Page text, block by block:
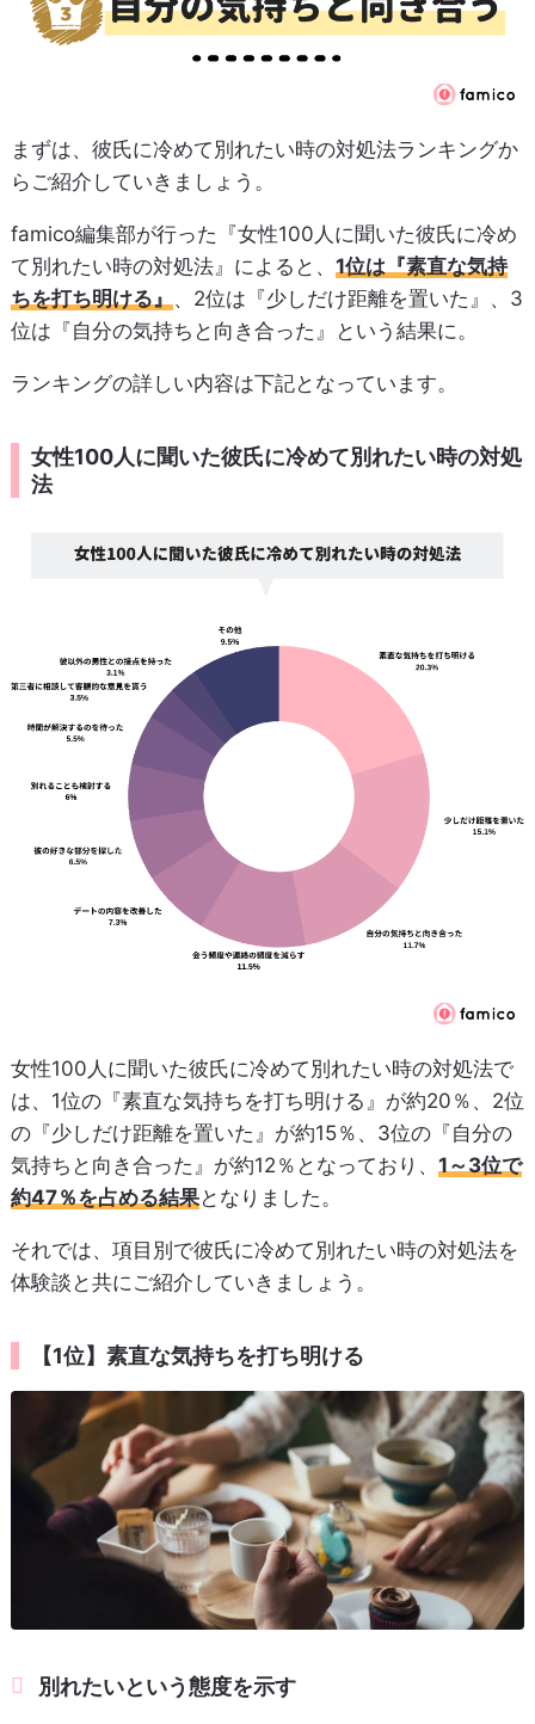
まずは、彼氏に冷めて別れたい時の対処法ランキングか
らご紹介していきましょう。
famico編集部が行った『女性100人に聞いた彼氏に冷め
て別れたい時の対処法』によると、 1位は『素直な気持
ちを打ち明ける』、2位は『少しだけ距離を置いた』、3
位は『自分の気持ちと向き合った』という結果に。
ランキングの詳しい内容は下記となっています。
女性100人に聞いた彼氏に冷めて別れたい時の対処
法
女性100人に聞いた彼氏に冷めて別れたい時の対処法で
は、1位の『素直な気持ちを打ち明ける』が約20％、2位
の『少しだけ距離を置いた』が約15％、3位の『自分の
気持ちと向き合った』が約12％となっており、 1～3位で
約47％を占める結果となりました。
それでは、項目別で彼氏に冷めて別れたい時の対処法を
体験談と共にご紹介していきましょう。
【1位】素直な気持ちを打ち明ける
別れたいという態度を示す